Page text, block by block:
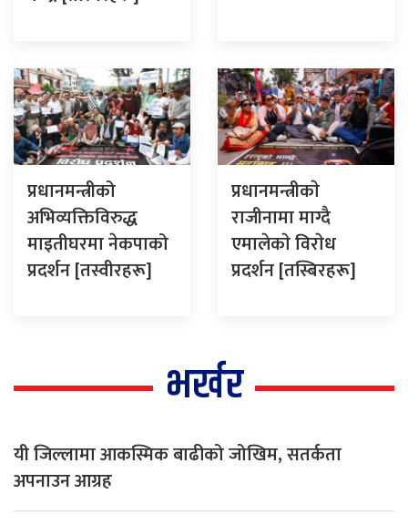
प्रधानमन्त्रीको
अभिव्यक्तिविरुद्ध
माइतीघरमा नेकपाको
प्रदर्शन [तस्वीरहरू]
प्रधानमन्त्रीकाे
राजीनामा माग्दै
एमालेकाे विराेध
प्रदर्शन [तस्बिरहरू]
भर्खर
यी जिल्लामा आकस्मिक बाढीको जोखिम, सतर्कता
अपनाउन आग्रह